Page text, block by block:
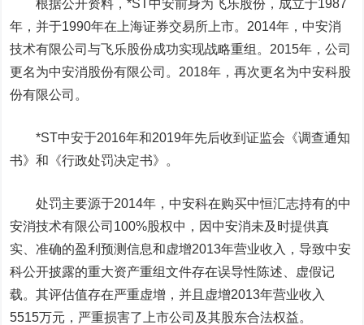
根据公开资料，*ST中安前身为飞乐股份，成立于1987
年，并于1990年在上海证券交易所上市。 2014年，中安消
技术有限公司与飞乐股份成功实现战略重组。 2015年，公司
更名为中安消股份有限公司。 2018年，再次更名为中安科股
份有限公司。
*ST中安于2016年和2019年先后收到证监会《调查通知
书》和《行政处罚决定书》。
处罚主要源于2014年，中安科在购买中恒汇志持有的中
安消技术有限公司 100%股权中，因中安消未及时提供真
实、准确的盈利预测信息和虚增2013年营业收入，导致中安
科公开披露的重大资产重组文件存在误导性陈述、虚假记
载。其评估值存在严重虚增，并且虚增2013年营业收入
5515万元，严重损害了上市公司及其股东合法权益。